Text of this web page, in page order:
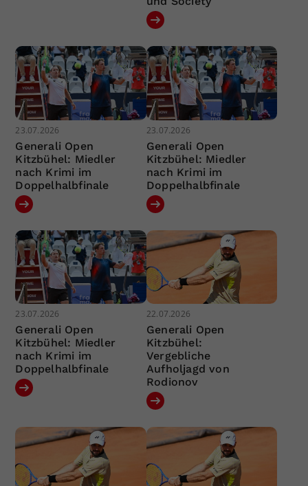
23.07.2026
Generali Open
Kitzbühel: Miedler
nach Krimi im
Doppelhalbfinale
23.07.2026
Generali Open
Kitzbühel: Miedler
nach Krimi im
Doppelhalbfinale
23.07.2026
Generali Open
Kitzbühel: Miedler
nach Krimi im
Doppelhalbfinale
22.07.2026
Generali Open
Kitzbühel:
Vergebliche
Aufholjagd von
Rodionov